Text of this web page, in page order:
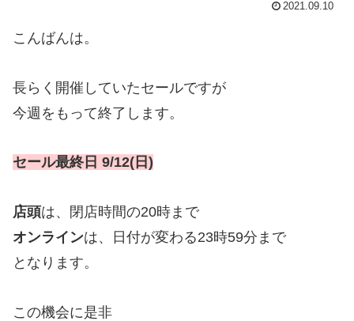
2021.09.10
こんばんは。
長らく開催していたセールですが
今週をもって終了します。
セール最終日 9/12(日)
店頭は、閉店時間の20時まで
オンラインは、日付が変わる23時59分まで
となります。
この機会に是非